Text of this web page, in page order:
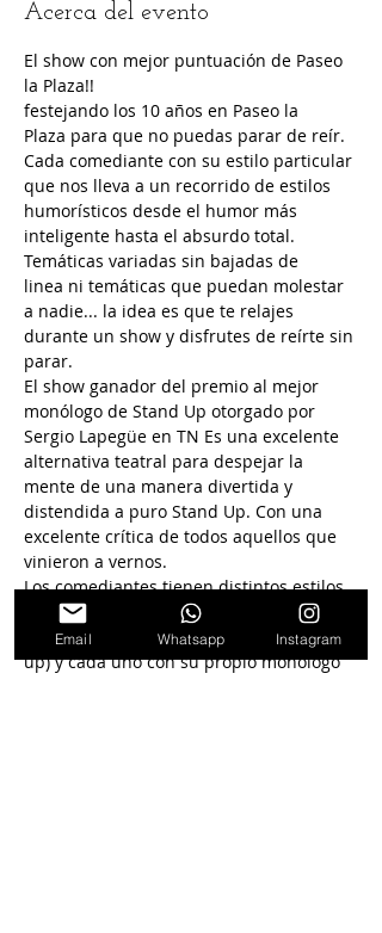
Acerca del evento
El show con mejor puntuación de Paseo
la Plaza!!
festejando los 10 años en Paseo la
Plaza para que no puedas parar de reír.
Cada comediante con su estilo particular
que nos lleva a un recorrido de estilos
humorísticos desde el humor más
inteligente hasta el absurdo total.
Temáticas variadas sin bajadas de
linea ni temáticas que puedan molestar
a nadie... la idea es que te relajes
durante un show y disfrutes de reírte sin
parar.
El show ganador del premio al mejor
monólogo de Stand Up otorgado por
Sergio Lapegüe en TN Es una excelente
alternativa teatral para despejar la
mente de una manera divertida y
distendida a puro Stand Up. Con una
excelente crítica de todos aquellos que
vinieron a vernos.
Los comediantes tienen distintos estilos
además de ser los profesores de Stand
Up en Paseo la Plaza (la cuna del stand
up) y cada uno con su propio monólogo
Email Whatsapp Instagram